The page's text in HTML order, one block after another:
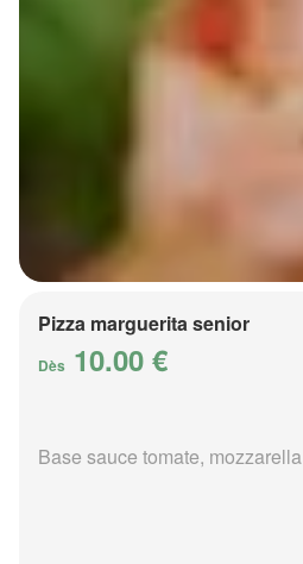
Pizza marguerita senior
Dès 10.00 €
Base sauce tomate, mozzarella